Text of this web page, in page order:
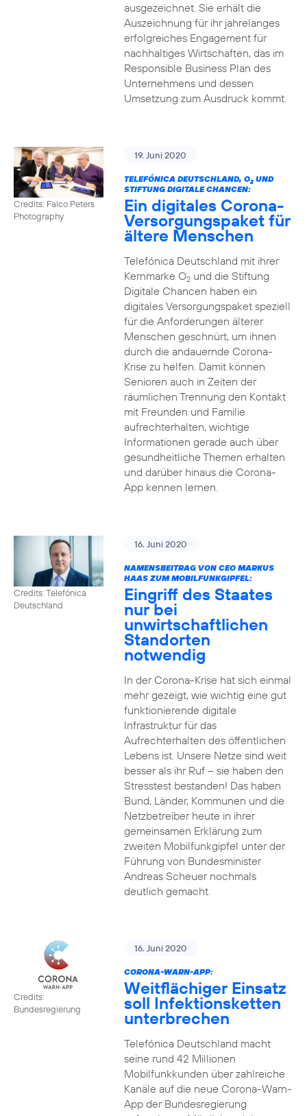
ausgezeichnet. Sie erhält die
Auszeichnung für ihr jahrelanges
erfolgreiches Engagement für
nachhaltiges Wirtschaften, das im
Responsible Business Plan des
Unternehmens und dessen
Umsetzung zum Ausdruck kommt.
Credits: Falco Peters
Photography
19. Juni 2020
TELEFÓNICA DEUTSCHLAND, O2UND
STIFTUNG DIGITALE CHANCEN:
Ein digitales Corona-
Versorgungspaket für
ältere Menschen
Telefónica Deutschland mit ihrer
Kernmarke O2und die Stiftung
Digitale Chancen haben ein
digitales Versorgungspaket speziell
für die Anforderungen älterer
Menschen geschnürt, um ihnen
durch die andauernde Corona-
Krise zu helfen. Damit können
Senioren auch in Zeiten der
räumlichen Trennung den Kontakt
mit Freunden und Familie
aufrechterhalten, wichtige
Informationen gerade auch über
gesundheitliche Themen erhalten
und darüber hinaus die Corona-
App kennen lernen.
Credits: Telefónica
Deutschland
16. Juni 2020
NAMENSBEITRAG VON CEO MARKUS
HAAS ZUM MOBILFUNKGIPFEL:
Eingriff des Staates
nur bei
unwirtschaftlichen
Standorten
notwendig
In der Corona-Krise hat sich einmal
mehr gezeigt, wie wichtig eine gut
funktionierende digitale
Infrastruktur für das
Aufrechterhalten des öffentlichen
Lebens ist. Unsere Netze sind weit
besser als ihr Ruf – sie haben den
Stresstest bestanden! Das haben
Bund, Länder, Kommunen und die
Netzbetreiber heute in ihrer
gemeinsamen Erklärung zum
zweiten Mobilfunkgipfel unter der
Führung von Bundesminister
Andreas Scheuer nochmals
deutlich gemacht.
Credits:
Bundesregierung
16. Juni 2020
CORONA-WARN-APP:
Weitflächiger Einsatz
soll Infektionsketten
unterbrechen
Telefónica Deutschland macht
seine rund 42 Millionen
Mobilfunkkunden über zahlreiche
Kanäle auf die neue Corona-Warn-
App der Bundesregierung